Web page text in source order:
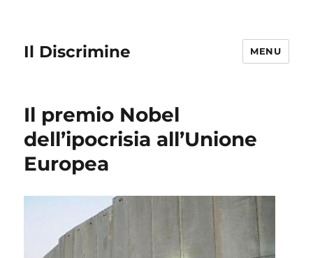
Il Discrimine MENU
Il premio Nobel
dell’ipocrisia all’Unione
Europea